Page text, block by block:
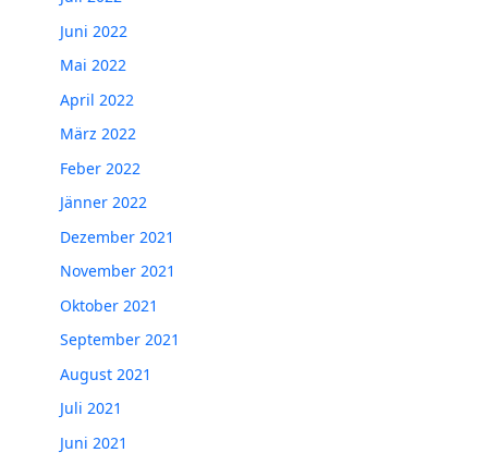
Juni 2022
Mai 2022
April 2022
März 2022
Feber 2022
Jänner 2022
Dezember 2021
November 2021
Oktober 2021
September 2021
August 2021
Juli 2021
Juni 2021